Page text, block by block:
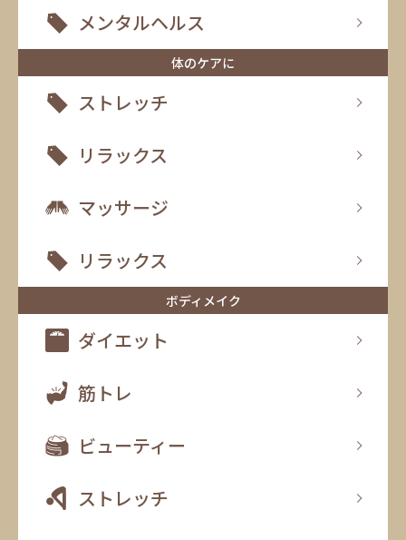
メンタルヘルス
体のケアに
ストレッチ
リラックス
マッサージ
リラックス
ボディメイク
ダイエット
筋トレ
ビューティー
ストレッチ